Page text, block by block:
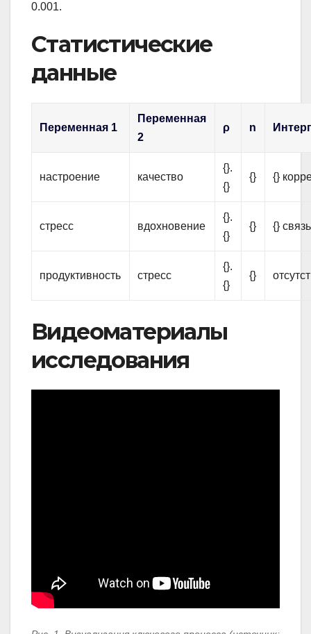
0.001.
Статистические
данные
Переменная 1
Переменная
2
ρ n
настроение качество
{}.
{}
{} {}
стресс вдохновение
{}.
{}
{} {} связь
продуктивность стресс
{}.
{}
{}
Видеоматериалы
исследования